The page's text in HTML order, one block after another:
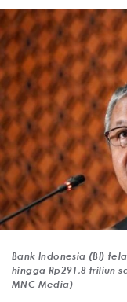
Bank Indonesia (BI)
hingga Rp291,8 triliun
MNC Media)